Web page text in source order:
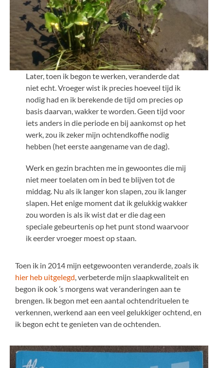
Later, toen ik begon te werken, veranderde dat
niet echt. Vroeger wist ik precies hoeveel tijd ik
nodig had en ik berekende de tijd om precies op
basis daarvan, wakker te worden. Geen tijd voor
iets anders in die periode en bij aankomst op het
werk, zou ik zeker mijn ochtendkoffie nodig
hebben (het eerste aangename van de dag).
Werk en gezin brachten me in gewoontes die mij
niet meer toelaten om in bed te blijven tot de
middag. Nu als ik langer kon slapen, zou ik langer
slapen. Het enige moment dat ik gelukkig wakker
zou worden is als ik wist dat er die dag een
speciale gebeurtenis op het punt stond waarvoor
ik eerder vroeger moest op staan.
Toen ik in 2014 mijn eetgewoonten veranderde, zoals ik
hier heb uitgelegd, verbeterde mijn slaapkwaliteit en
begon ik ook ’s morgens wat veranderingen aan te
brengen. Ik begon met een aantal ochtendrituelen te
verkennen, werkend aan een veel gelukkiger ochtend, en
ik begon echt te genieten van de ochtenden.